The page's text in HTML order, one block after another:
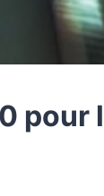
pour